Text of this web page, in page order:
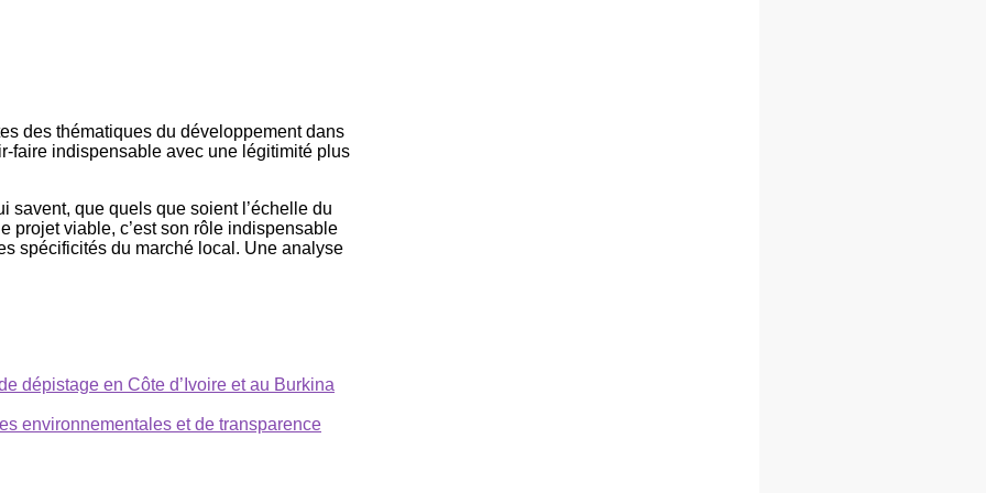
des thématiques du développement dans
faire indispensable avec une légitimité plus
savent, que quels que soient l’échelle du
projet viable, c’est son rôle indispensable
spécificités du marché local. Une analyse
dépistage en Côte d’Ivoire et au Burkina
environnementales et de transparence